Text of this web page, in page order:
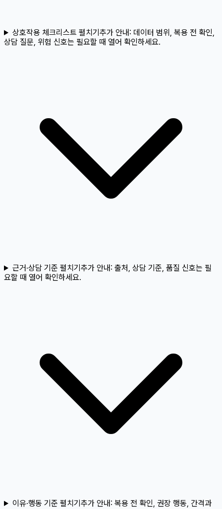
상호작용 체크리스트 펼치기추가 안내: 데이터 범위, 복용 전 확인,
상담 질문, 위험 신호는 필요할 때 열어 확인하세요.
근거·상담 기준 펼치기추가 안내: 출처, 상담 기준, 품질 신호는 필
요할 때 열어 확인하세요.
이유·행동 기준 펼치기추가 안내: 복용 전 확인, 권장 행동, 간격과